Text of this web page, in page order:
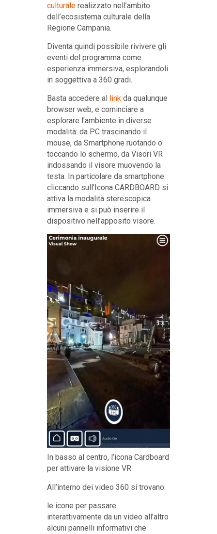
culturalerealizzato nell’ambito
dell’ecosistema culturale della
Regione Campania.
Diventa quindi possibile rivivere gli
eventi del programma come
esperienza immersiva, esplorandoli
in soggettiva a 360 gradi.
Basta accedere al
link da qualunque
browser web, e cominciare a
esplorare l’ambiente in diverse
modalità: da PC trascinando il
mouse, da Smartphone ruotando o
toccando lo schermo, da Visori VR
indossando il visore muovendo la
testa. In particolare da smartphone
cliccando sull’Icona CARDBOARD si
attiva la modalità sterescopica
immersiva e si può inserire il
dispositivo nell’apposito visore.
In basso al centro, l’icona Cardboard
per attivare la visione VR
All’interno dei video 360 si trovano:
le icone per passare
interattivamente da un video all’altro
alcuni pannelli informativi che